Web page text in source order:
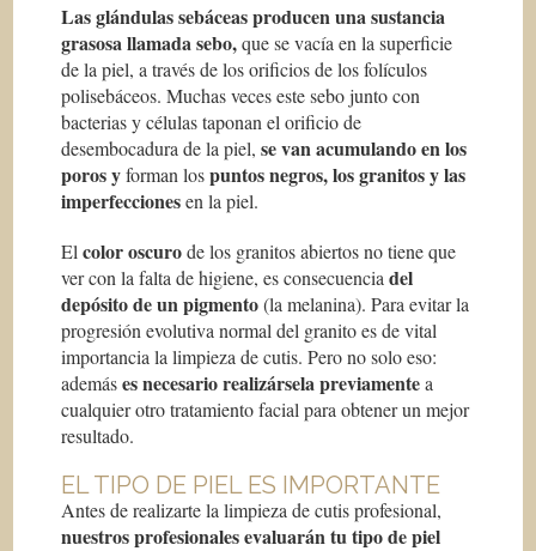
Las glándulas sebáceas producen una sustancia
grasosa llamada sebo,que se vacía en la superficie
de la piel, a través de los orificios de los folículos
polisebáceos. Muchas veces este sebo junto con
bacterias y células taponan el orificio de
desembocadura de la piel,se van acumulando en los
poros yforman lospuntos negros, los granitos y las
imperfeccionesen la piel.
Elcolor oscurode los granitos abiertos no tiene que
ver con la falta de higiene, es consecuencia del
depósito de un pigmento(la melanina). Para evitar la
progresión evolutiva normal del granito es de vital
importancia la limpieza de cutis. Pero no solo eso:
ademáses necesario realizársela previamentea
cualquier otro tratamiento facial para obtener un mejor
resultado.
EL TIPO DE PIEL ES IMPORTANTE
Antes de realizarte la limpieza de cutis profesional,
nuestros profesionales evaluarán tu tipo de piel